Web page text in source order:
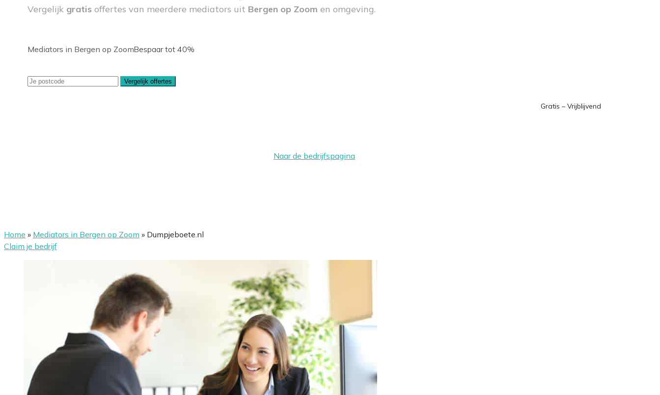
Vergelijk gratis offertes van meerdere mediators uit Bergen op Zoom en omgeving.
Mediators in Bergen op ZoomBespaar tot 40%
Vergelijk offertes
Gratis – Vrijblijvend
Naar de bedrijfspagina
Home » Mediators in Bergen op Zoom » Dumpjeboete.nl
Claim je bedrijf